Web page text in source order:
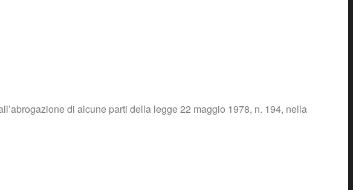
di alcune parti della legge 22 maggio 1978, n. 194, nella